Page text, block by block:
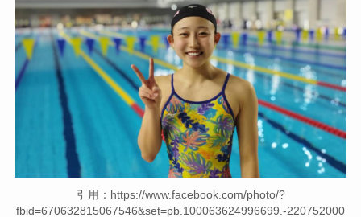
引用：https://www.facebook.com/photo/?
fbid=670632815067546&set=pb.100063624996699.-220752000